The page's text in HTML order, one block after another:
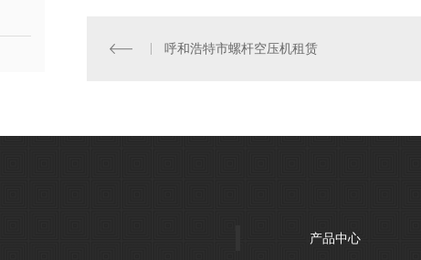
呼和浩特市螺杆空压机租赁
产品中心